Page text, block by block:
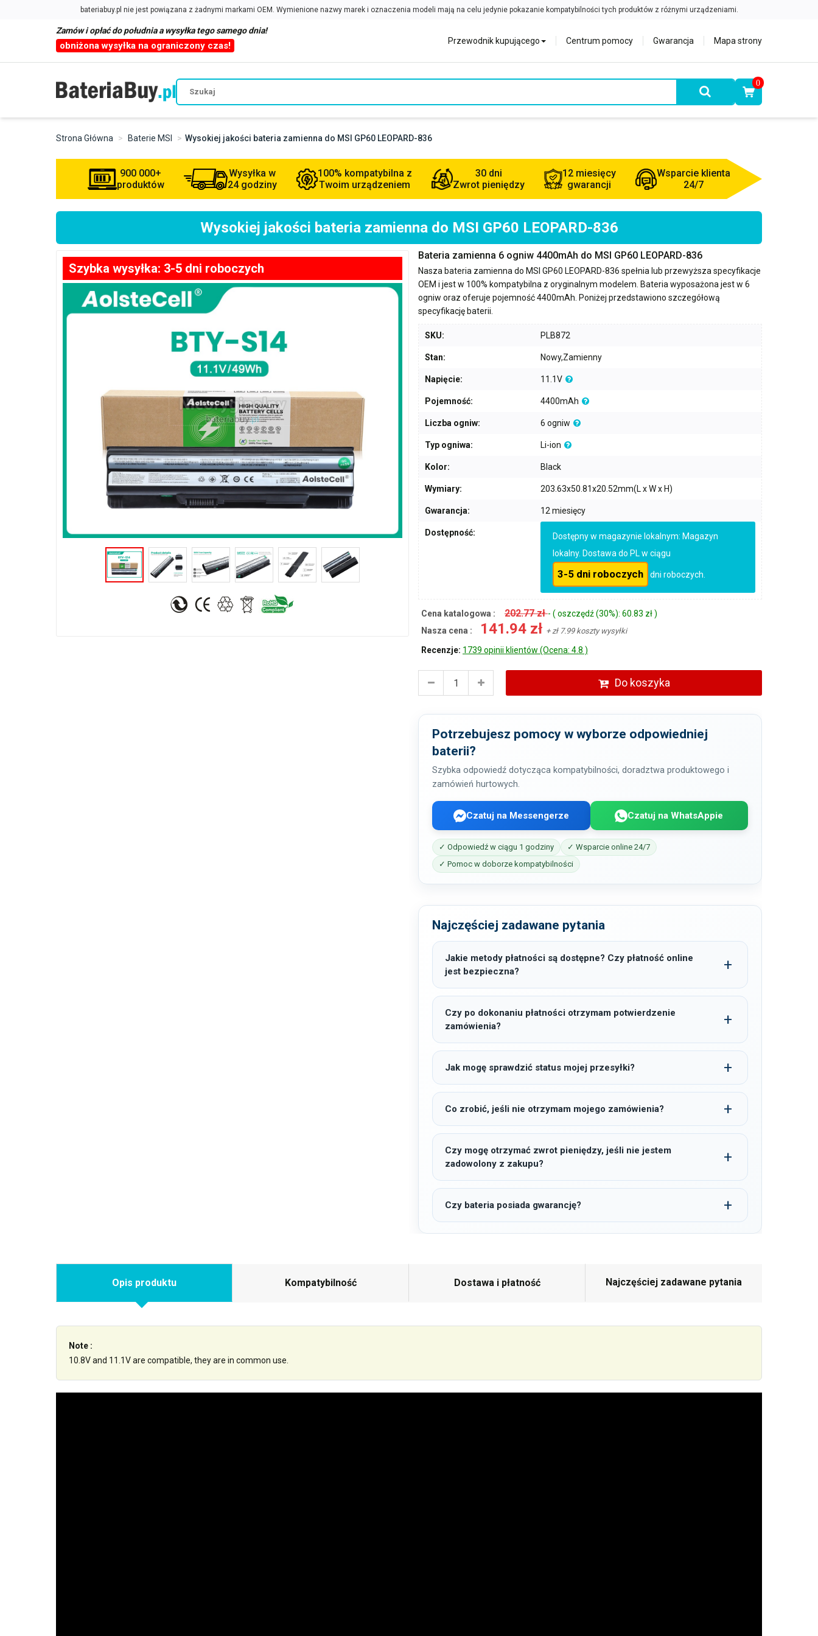
Zamów i opłać do południa a wysyłka tego samego dnia!
obniżona wysyłka na ograniczony czas! Przewodnik kupującego Centrum pomocy Gwarancja Mapa strony
0
Strona Główna Baterie MSI Wysokiej jakości bateria zamienna do MSI GP60 LEOPARD-836
900 000+
produktów
Wysyłka w
24 godziny
100% kompatybilna z
Twoim urządzeniem
30 dni
Zwrot pieniędzy
12 miesięcy
gwarancji
Wsparcie klienta
24/7
Wysokiej jakości bateria zamienna do MSI GP60 LEOPARD-836
Szybka wysyłka: 3-5 dni roboczych
Bateria zamienna 6 ogniw 4400mAh do MSI GP60 LEOPARD-836
Nasza bateria zamienna do MSI GP60 LEOPARD-836 spełnia lub przewyższa specyfikacje
OEM i jest w 100% kompatybilna z oryginalnym modelem. Bateria wyposażona jest w 6
ogniw oraz oferuje pojemność4400mAh . Poniżej przedstawiono szczegółową
specyfikację baterii.
SKU: PLB872
Stan: Nowy,Zamienny
Napięcie: 11.1V
Pojemność: 4400mAh
Liczba ogniw: 6 ogniw
Typ ogniwa: Li-ion
Kolor: Black
Wymiary: 203.63x50.81x20.52mm(L x W x H)
Gwarancja: 12 miesięcy
Dostępność:
Dostępny w magazynie lokalnym: Magazyn
lokalny. Dostawa do PL w ciągu
3-5 dni roboczych dni roboczych.
Cena katalogowa : 202.77 zł- ( oszczędź (30%): 60.83 zł )
Nasza cena :
141.94 zł + zł 7.99 koszty wysyłki
Recenzje: 1739 opinii klientów (Ocena: 4.8 )
Do koszyka
Potrzebujesz pomocy w wyborze odpowiedniej
baterii?
Szybka odpowiedź dotycząca kompatybilności, doradztwa produktowego i
zamówień hurtowych.
Czatuj na Messengerze Czatuj na WhatsAppie
✓ Odpowiedź w ciągu 1 godziny
✓ Wsparcie online 24/7
✓ Pomoc w doborze kompatybilności
Najczęściej zadawane pytania
Jakie metody płatności są dostępne? Czy płatność online
jest bezpieczna?
Czy po dokonaniu płatności otrzymam potwierdzenie
zamówienia?
Jak mogę sprawdzić status mojej przesyłki?
Co zrobić, jeśli nie otrzymam mojego zamówienia?
Czy mogę otrzymać zwrot pieniędzy, jeśli nie jestem
zadowolony z zakupu?
Czy bateria posiada gwarancję?
Opis produktu Kompatybilność Dostawa i płatność Najczęściej zadawane pytania
Note :
10.8V and 11.1V are compatible, they are in common use.